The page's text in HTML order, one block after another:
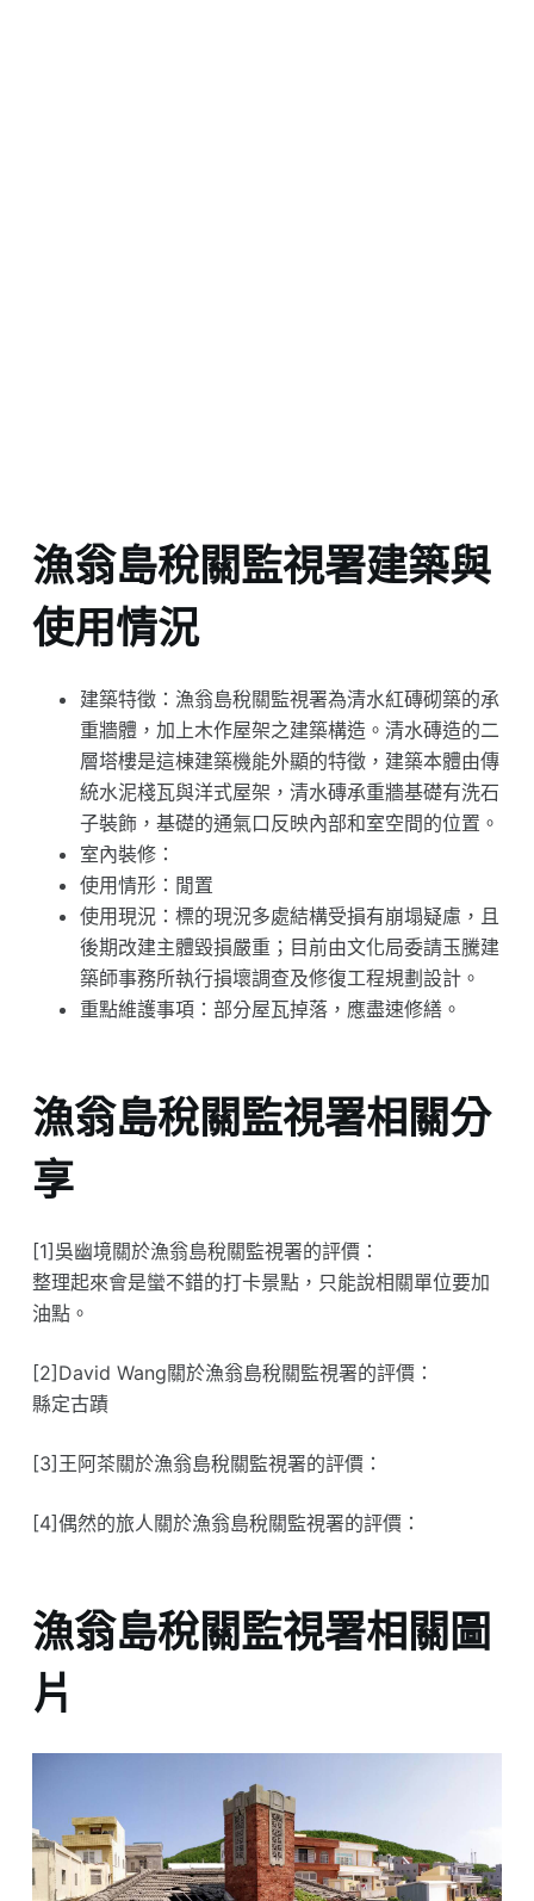
漁翁島稅關監視署建築與
使用情況
建築特徵：漁翁島稅關監視署為清水紅磚砌築的承
重牆體，加上木作屋架之建築構造。清水磚造的二
層塔樓是這棟建築機能外顯的特徵，建築本體由傳
統水泥棧瓦與洋式屋架，清水磚承重牆基礎有洗石
子裝飾，基礎的通氣口反映內部和室空間的位置。
室內裝修：
使用情形：閒置
使用現況：標的現況多處結構受損有崩塌疑慮，且
後期改建主體毀損嚴重；目前由文化局委請玉騰建
築師事務所執行損壞調查及修復工程規劃設計。
重點維護事項：部分屋瓦掉落，應盡速修繕。
漁翁島稅關監視署相關分
享
[1]吳幽境關於漁翁島稅關監視署的評價：
整理起來會是蠻不錯的打卡景點，只能說相關單位要加
油點。
[2]David Wang關於漁翁島稅關監視署的評價：
縣定古蹟
[3]王阿茶關於漁翁島稅關監視署的評價：
[4]偶然的旅人關於漁翁島稅關監視署的評價：
漁翁島稅關監視署相關圖
片